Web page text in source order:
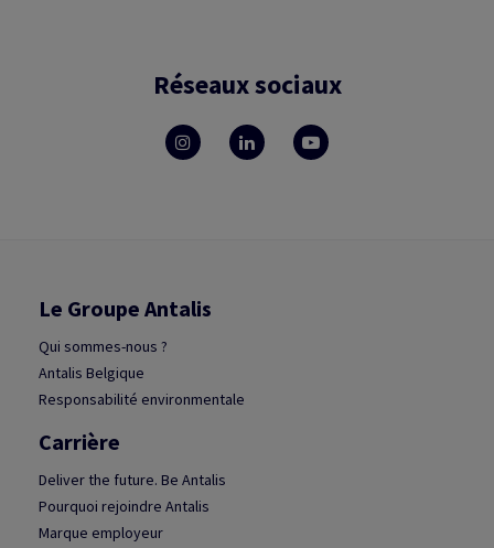
Réseaux sociaux
Le Groupe Antalis
Qui sommes-nous ?
Antalis Belgique
Responsabilité environmentale
Carrière
Deliver the future. Be Antalis
Pourquoi rejoindre Antalis
Marque employeur